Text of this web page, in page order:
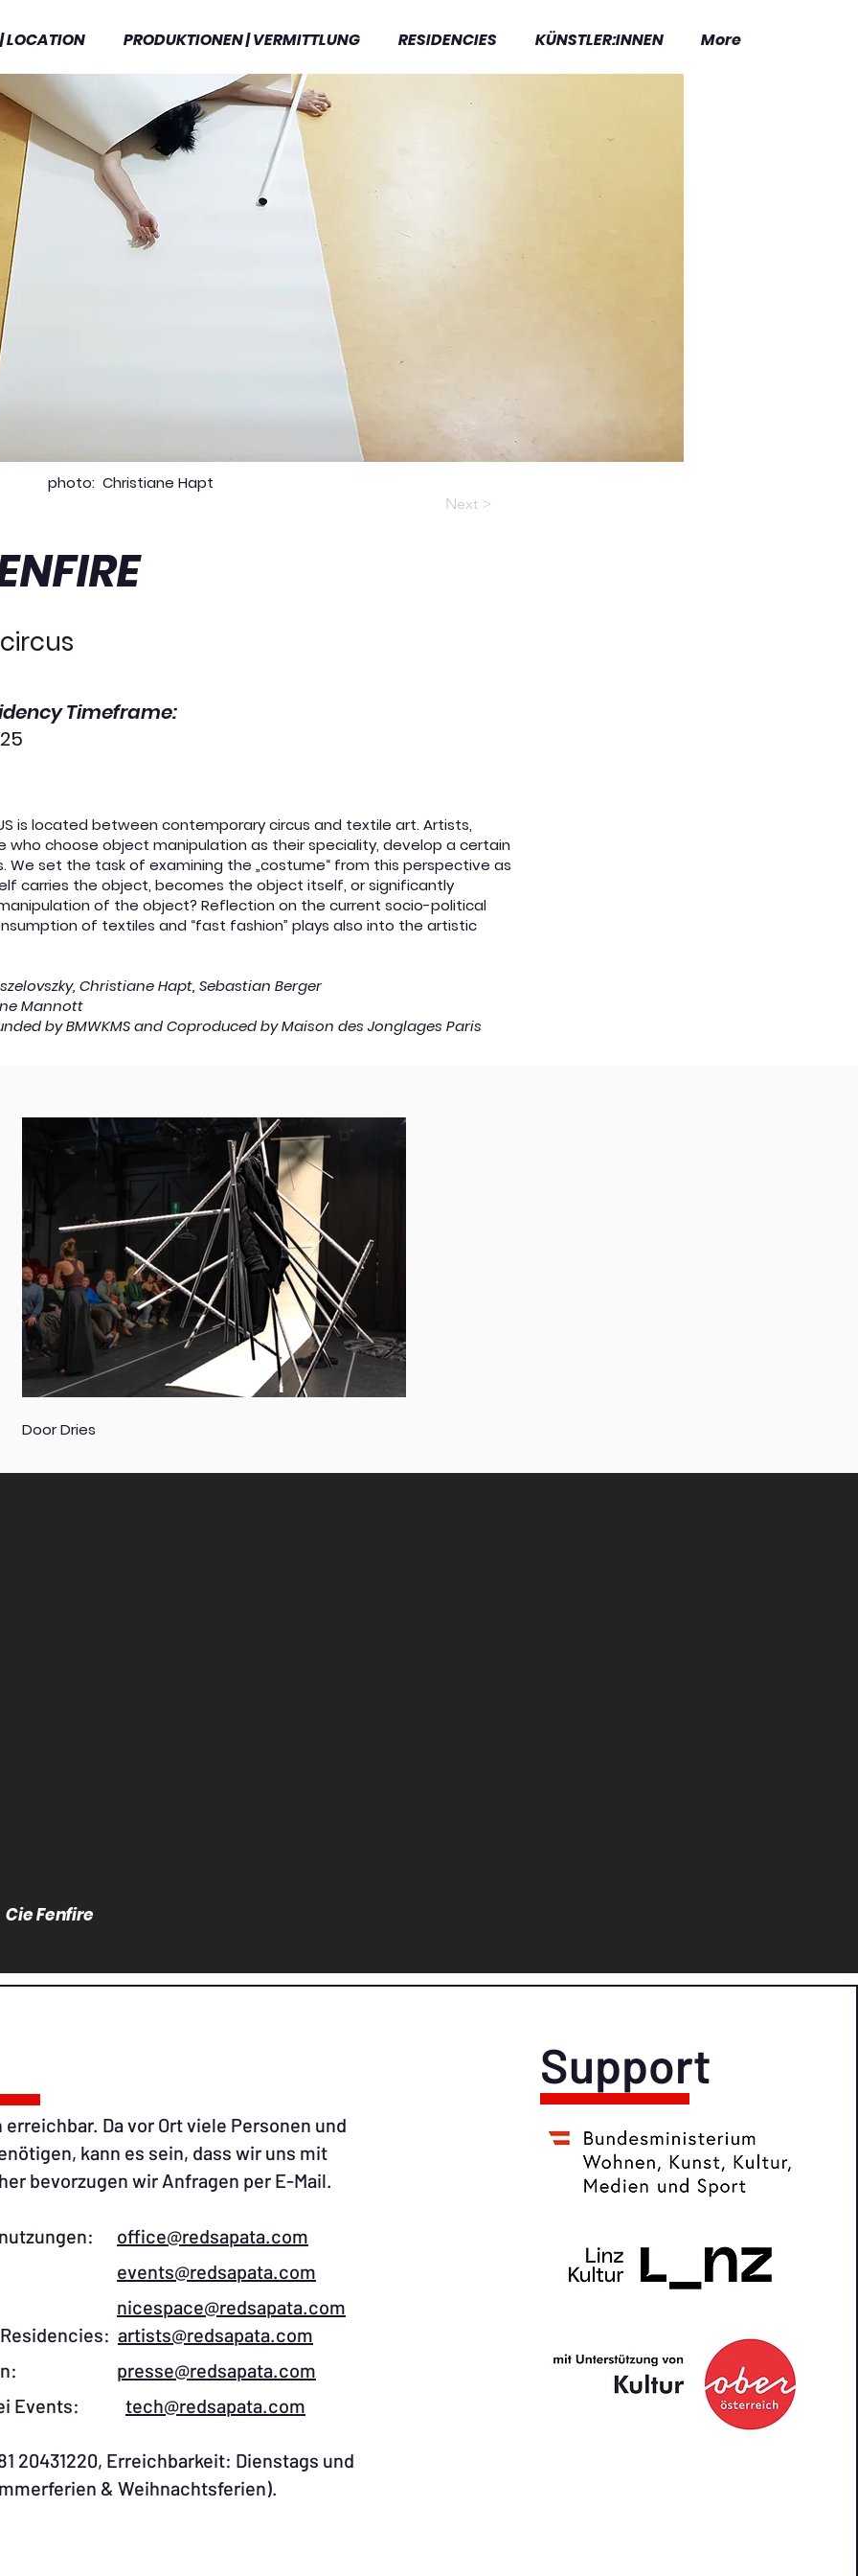
LOCATION PRODUKTIONEN | VERMITTLUNG RESIDENCIES KÜNSTLER:INNEN More
Christiane Hapt
photo:
Next >
Timeframe:
is located between contemporarycircus and textile art. Artists,
who choose object manipulation as their speciality, develop a certain
We set the task of examining the „costume“ from this perspective as
carries the object, becomes the object itself, or significantly
of the object? Reflection on the current socio-political
of textiles and “fast fashion” plays also into the artistic
Christiane Hapt, Sebastian Berger
Mannott
by BMWKMS and Coproduced by Maison des Jonglages Paris
Door Dries
Cie Fenfire
Da vor Ort viele Personen und
kann es sein, dass wir uns mit
bevorzugen wir Anfragen per E-Mail.​
office@redsapata.com​
events@redsapata.com
nicespace@redsapata.com
Residencies:artists@redsapata.com
presse@redsapata.com
bei Events:tech@redsapata.com​​
20431220, Erreichbarkeit: Dienstags und
& Weihnachtsferien).
Support